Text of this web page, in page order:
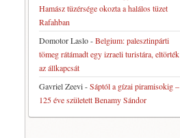
Hamász tüzérsége okozta a halálos tüzet
Rafahban
Domotor Laslo-Belgium: palesztinpárti
tömeg rátámadt egy izraeli turistára, eltörték
az állkapcsát
Gavriel Zeevi-Sáptól a gízai piramisokig –
125 éve született Benamy Sándor